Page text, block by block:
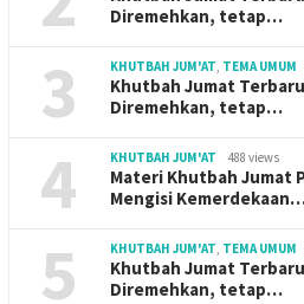
Diremehkan, tetap…
3 KHUTBAH JUM'AT, TEMA UMUM
Khutbah Jumat
Diremehkan, tetap…
4 KHUTBAH JUM'AT 488 views
Materi Khutbah Jumat
Mengisi
5 KHUTBAH JUM'AT, TEMA UMUM
Khutbah Jumat
Diremehkan, tetap…